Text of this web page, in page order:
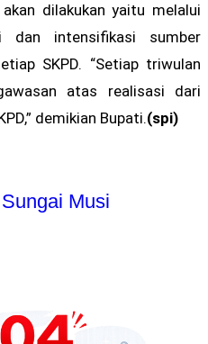
dilakukan yaitu melalui
dan intensifikasi sumber
SKPD. “Setiap triwulan
atas realisasi dari
demikian Bupati.(spi)
Musi